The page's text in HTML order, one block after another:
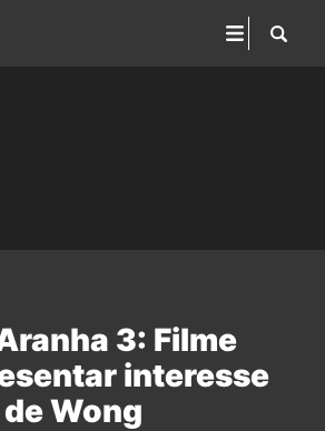
3: Filme
interesse
Wong